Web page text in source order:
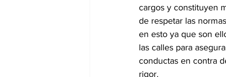
cargos y constituyen
de respetar las
en esto ya que son
las calles para
conductas en contra
rigor.